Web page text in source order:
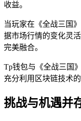
收益。
当玩家在《全战三国
据市场行情的变化灵
完美融合。
Tp钱包与《全战三国
充分利用区块链技术
挑战与机遇并